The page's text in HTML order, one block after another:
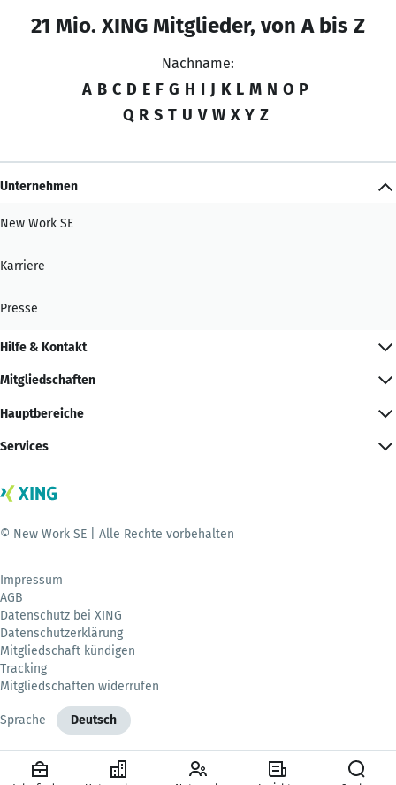
21 Mio. XING Mitglieder, von A bis Z
Nachname:
A B C D E F G H I J K L M N O P
Q R S T U V W X Y Z
Unternehmen
New Work SE
Karriere
Presse
Hilfe & Kontakt
Mitgliedschaften
Hauptbereiche
Services
© New Work SE | Alle Rechte vorbehalten
Impressum
AGB
Datenschutz bei XING
Datenschutzerklärung
Mitgliedschaft kündigen
Tracking
Mitgliedschaften widerrufen
Sprache Deutsch